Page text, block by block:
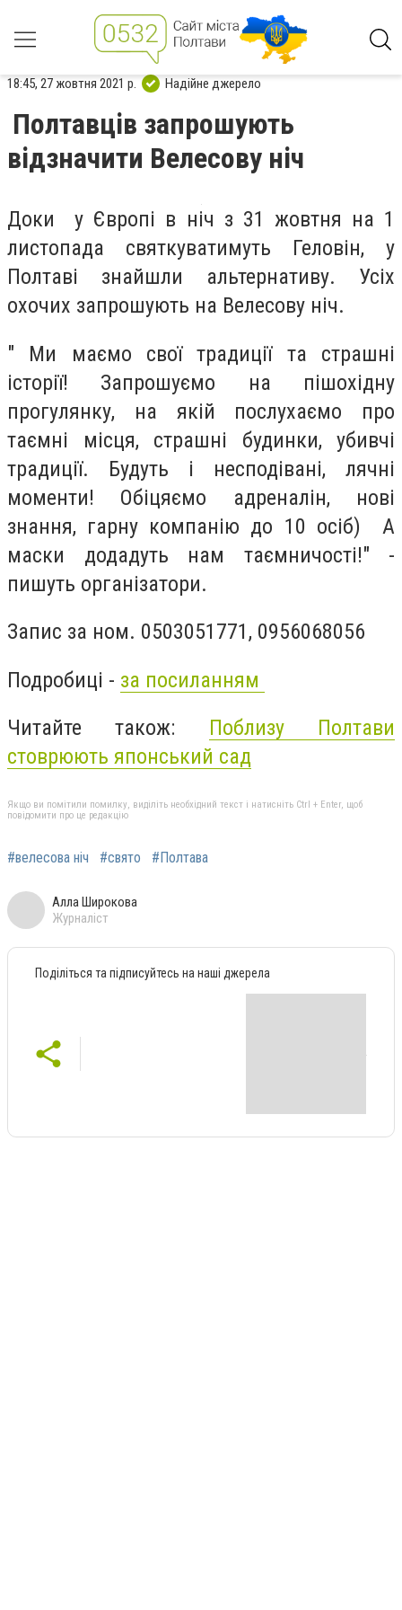
18:45, 27 жовтня 2021 р. Надійне джерело
Полтавців запрошують
відзначити Велесову ніч
Доки у Європі в ніч з 31 жовтня на 1
листопада святкуватимуть Геловін, у
Полтаві знайшли альтернативу. Усіх
охочих запрошують на Велесову ніч.
" Ми маємо свої традиції та страшні
історії! Запрошуємо на пішохідну
прогулянку, на якій послухаємо про
таємні місця, страшні будинки, убивчі
традиції. Будуть і несподівані, лячні
моменти! Обіцяємо адреналін, нові
знання, гарну компанію до 10 осіб) А
маски додадуть нам таємничості!" -
пишуть організатори.
Запис за ном. 0503051771, 0956068056
Подробиці - за посиланням
Читайте також: Поблизу Полтави
стоврюють японський сад
Якщо ви помітили помилку, виділіть необхідний текст і натисніть Ctrl + Enter, щоб
повідомити про це редакцію
#велесова ніч #свято #Полтава
Алла Широкова
Журналіст
Поділіться та підписуйтесь на наші джерела